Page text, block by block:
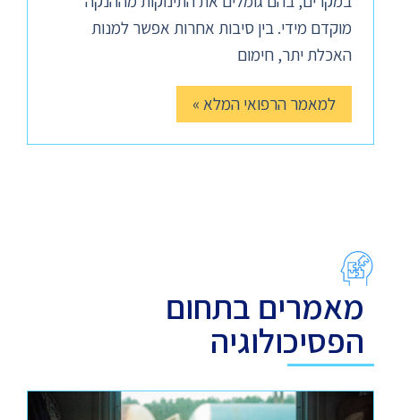
מוקדם מידי. בין סיבות אחרות אפשר למנות
האכלת יתר, חימום
למאמר הרפואי המלא »
מאמרים בתחום
הפסיכולוגיה